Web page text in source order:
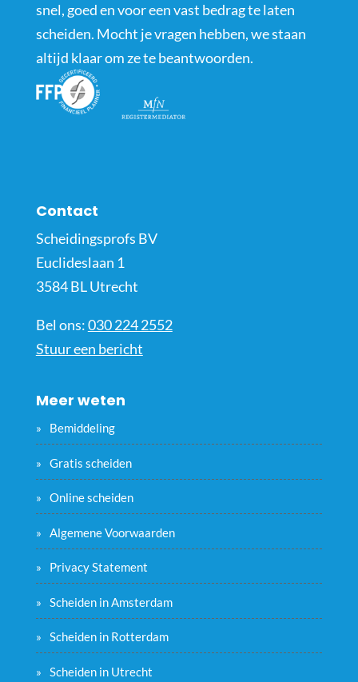
snel, goed en voor een vast bedrag te laten
scheiden. Mocht je vragen hebben, we staan
altijd klaar om ze te beantwoorden.
Contact
Scheidingsprofs BV
Euclideslaan 1
3584 BL Utrecht
Bel ons:030 224 2552
Stuur een bericht
Meer weten
Bemiddeling
Gratis scheiden
Online scheiden
Algemene Voorwaarden
Privacy Statement
Scheiden in Amsterdam
Scheiden in Rotterdam
Scheiden in Utrecht